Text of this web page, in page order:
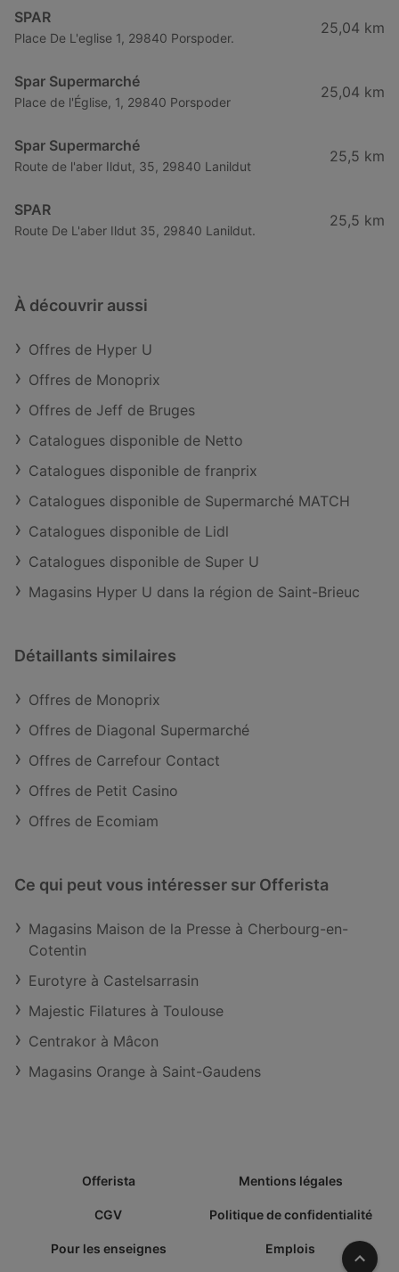
SPAR
Place De L'eglise 1, 29840 Porspoder.
25,04 km
Spar Supermarché
Place de l'Église, 1, 29840 Porspoder
25,04 km
Spar Supermarché
Route de l'aber Ildut, 35, 29840 Lanildut
25,5 km
SPAR
Route De L'aber Ildut 35, 29840 Lanildut.
25,5 km
À découvrir aussi
Offres de Hyper U
Offres de Monoprix
Offres de Jeff de Bruges
Catalogues disponible de Netto
Catalogues disponible de franprix
Catalogues disponible de Supermarché MATCH
Catalogues disponible de Lidl
Catalogues disponible de Super U
Magasins Hyper U dans la région de Saint-Brieuc
Détaillants similaires
Offres de Monoprix
Offres de Diagonal Supermarché
Offres de Carrefour Contact
Offres de Petit Casino
Offres de Ecomiam
Ce qui peut vous intéresser sur Offerista
Magasins Maison de la Presse à Cherbourg-en-
Cotentin
Eurotyre à Castelsarrasin
Majestic Filatures à Toulouse
Centrakor à Mâcon
Magasins Orange à Saint-Gaudens
Offerista Mentions légales
CGV Politique de confidentialité
Pour les enseignes Emplois Vers